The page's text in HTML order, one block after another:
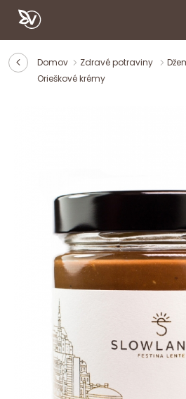
Domov Zdravé potraviny
Orieškové krémy